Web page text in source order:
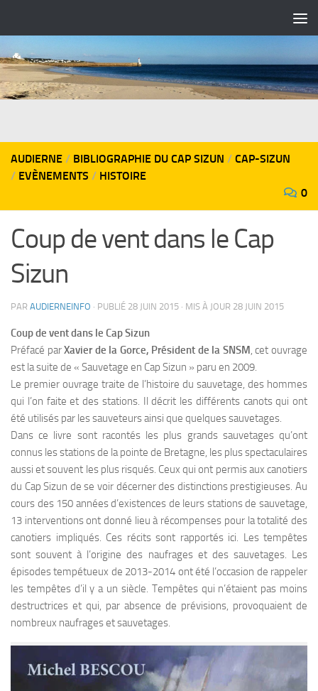
AUDIERNE / BIBLIOGRAPHIE DU CAP SIZUN / CAP-SIZUN
/ EVÈNEMENTS / HISTOIRE
0
Coup de vent dans le Cap
Sizun
PAR AUDIERNEINFO · PUBLIÉ 28 JUIN 2015 · MIS À JOUR 28 JUIN 2015
Coup de vent dans le Cap Sizun
Préfacé parXavier de la Gorce, Président de la SNSM , cet ouvrage
est la suite de « Sauvetage en Cap Sizun » paru en 2009.
Le premier ouvrage traite de l’histoire du sauvetage, des hommes
qui l’on faite et des stations. Il décrit les différents canots qui ont
été utilisés par les sauveteurs ainsi que quelques sauvetages.
Dans ce livre sont racontés les plus grands sauvetages qu’ont
connus les stations de la pointe de Bretagne, les plus spectaculaires
aussi et souvent les plus risqués. Ceux qui ont permis aux canotiers
du Cap Sizun de se voir décerner des distinctions prestigieuses. Au
cours des 150 années d’existences de leurs stations de sauvetage,
13 interventions ont donné lieu à récompenses pour la totalité des
canotiers impliqués. Ces récits sont rapportés ici. Les tempêtes
sont souvent à l’origine des naufrages et des sauvetages. Les
épisodes tempétueux de 2013-2014 ont été l’occasion de rappeler
les tempêtes d’il y a un siècle. Tempêtes qui n’étaient pas moins
destructrices et qui, par absence de prévisions, provoquaient de
nombreux naufrages et sauvetages.